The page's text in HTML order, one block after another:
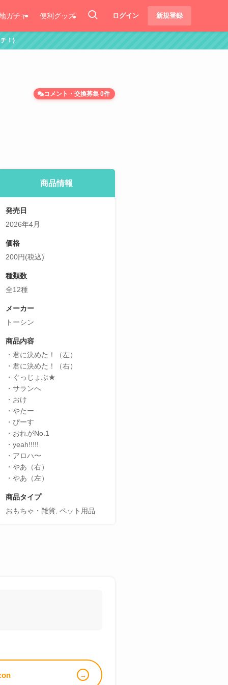
ガチャ 便利グッズ ログイン 新規登録
コメント・交換募集 0件
商品情報
発売日
2026年4月
価格
200円(税込)
種類数
全12種
メーカー
トーシン
商品内容
・君に決めた！（左）
・君に決めた！（右）
・ぐっじょぶ★
・サランへ
・おけ
・やたー
・ぴーす
・おれがNo.1
・yeah!!!!!
・アロハ〜
・やあ（右）
・やあ（左）
商品タイプ
おもちゃ・雑貨, ペット用品